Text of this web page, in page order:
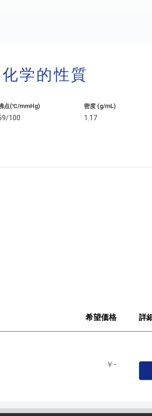
化学的性質
点(℃/mmHg)
100
密度 (g/mL)
1.17
希望価格 詳
￥-